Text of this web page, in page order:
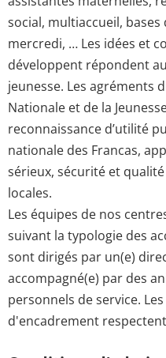
social, multiaccueil,
mercredi, … Les idées et
développent répondent
jeunesse. Les agréments
Nationale et de la
reconnaissance d’utilité
nationale des Francas,
sérieux, sécurité et
locales.
Les équipes de nos
suivant la typologie des
sont dirigés par un(e)
accompagné(e) par des
personnels de service.
d'encadrement